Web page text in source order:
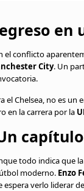
en
el conflicto
City. Un
el Chelsea, no es
en la carrera por la
todo indica que
moderno. Enzo
espera verlo liderar